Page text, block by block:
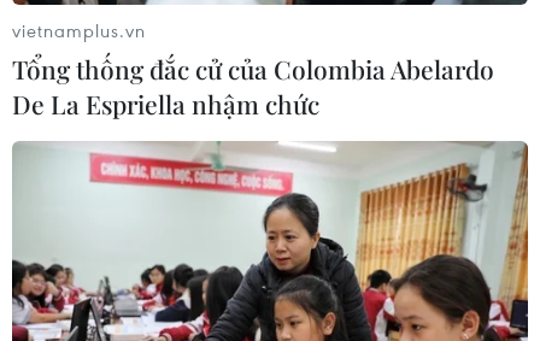
động ứng phó với áp thấp nhiệt đới
07/08/2026 08:21
Hạn hán nghiêm trọng đe dọa "huyết
mạch" kinh tế châu Âu
17 giờ ngày 7/8, mở cửa tràn xả mặt
vietnamplus.vn
Tổng thống đắc cử của Colombia Abelardo
De La Espriella nhậm chức